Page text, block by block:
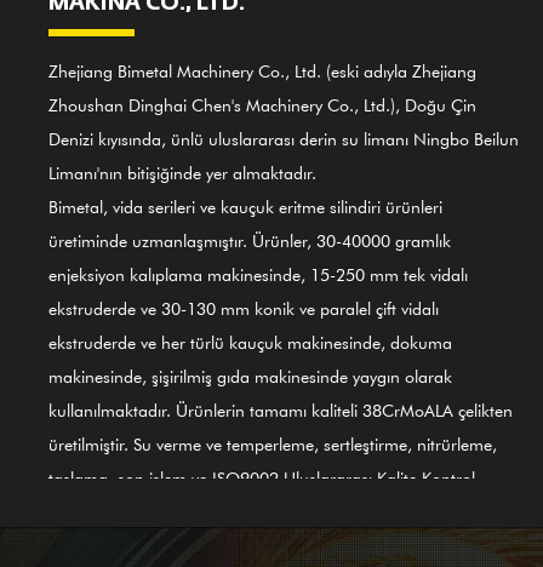
Zhejiang Bimetal Machinery Co., Ltd. (eski adıyla Zhejiang
Zhoushan Dinghai Chen's Machinery Co., Ltd.), Doğu Çin
Denizi kıyısında, ünlü uluslararası derin su limanı Ningbo Beilun
Limanı'nın bitişiğinde yer almaktadır.
Bimetal, vida serileri ve kauçuk eritme silindiri ürünleri
üretiminde uzmanlaşmıştır. Ürünler, 30-40000 gramlık
enjeksiyon kalıplama makinesinde, 15-250 mm tek vidalı
ekstruderde ve 30-130 mm konik ve paralel çift vidalı
ekstruderde ve her türlü kauçuk makinesinde, dokuma
makinesinde, şişirilmiş gıda makinesinde yaygın olarak
kullanılmaktadır. Ürünlerin tamamı kaliteli 38CrMoALA çelikten
üretilmiştir. Su verme ve temperleme, sertleştirme, nitrürleme,
taşlama, son işlem ve ISO9002 Uluslararası Kalite Kontrol
uluslararası standartlara uygundur. GⅡ 113 nikel bazlı alaşımlı